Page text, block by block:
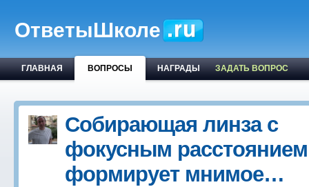
ОтветыШколе
ГЛАВНАЯ ВОПРОСЫ НАГРАДЫ ЗАДАТЬ ВОПРОС
Собирающая линза с
фокусным
формирует мнимое…